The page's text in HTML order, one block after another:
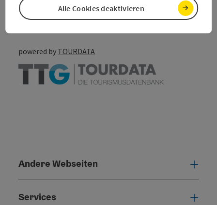
PDF erstellen
powered by TOURDATA
Andere Webseiten
Services
Alle Cookies deaktivieren